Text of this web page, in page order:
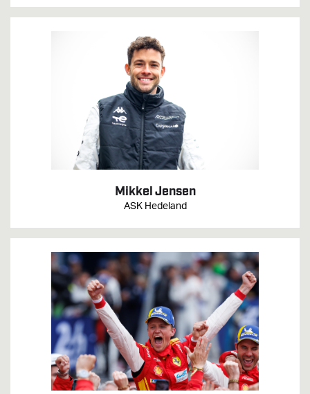
Mikkel Jensen
ASK Hedeland